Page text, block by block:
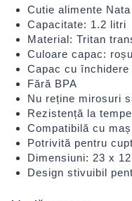
Cutie alimente
Capacitate: 1.2 litri
Material: Tritan
Culoare capac: roșu
Capac cu
Fără BPA
Nu reține mirosuri
Rezistență la
Compatibilă cu
Potrivită pentru
Dimensiuni: 23 x
Design stivuibil